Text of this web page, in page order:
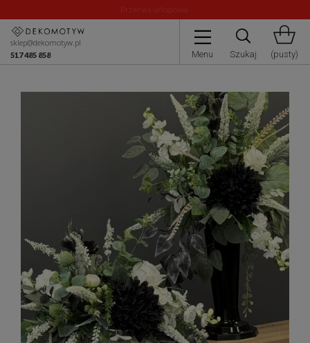
wysyłce zamówień
Menu Szukaj (pusty)
sklep@dekomotyw.pl
517 485 858